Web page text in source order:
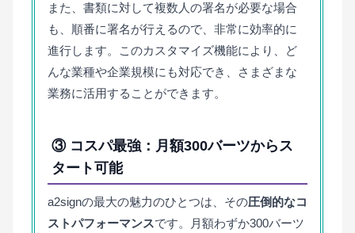
また、書類に対して複数人の署名が必要な場合
も、順番に署名が行えるので、非常に効率的に
進行します。このカスタマイズ機能により、ど
んな業種や企業規模にも対応でき、さまざまな
業務に活用することができます。
③ コスパ最強：月額300バーツからス
タート可能
a2signの最大の魅力のひとつは、その圧倒的なコ
ストパフォーマンスです。月額わずか300バーツ